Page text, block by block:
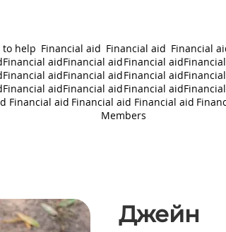
to help Financial aid Financial aid Financial
Financial aidFinancial aidFinancial aid
Financial aidFinancial aidFinancial aid
Financial aidFinancial aidFinancial aid
Financial aid Financial aid Financial aid
Members
Джейн